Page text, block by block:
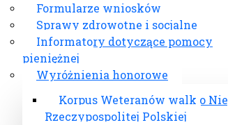
Formularze wniosków
Sprawy zdrowotne i socjalne
Informatory dotyczące pomocy
pieniężnej
Wyróżnienia honorowe
Korpus Weteranów walk o
Rzeczypospolitej Polskiej